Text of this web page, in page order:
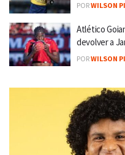
PORWILSON
Atlético
devolver a
PORWILSON